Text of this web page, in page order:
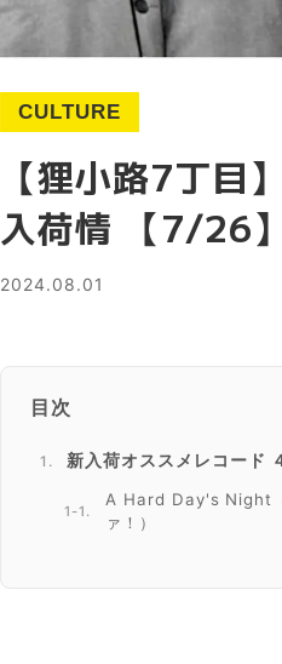
CULTURE
【狸小路7丁
入荷情 【7/26】
2024.08.01
目次
新入荷オススメレコード
A Hard Day's Night（
ァ！）